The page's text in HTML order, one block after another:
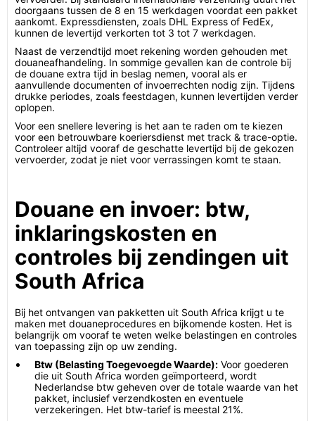
doorgaans tussen de 8 en 15 werkdagen voordat een pakket
aankomt. Expressdiensten, zoals DHL Express of FedEx,
kunnen de levertijd verkorten tot 3 tot 7 werkdagen.
Naast de verzendtijd moet rekening worden gehouden met
douaneafhandeling. In sommige gevallen kan de controle bij
de douane extra tijd in beslag nemen, vooral als er
aanvullende documenten of invoerrechten nodig zijn. Tijdens
drukke periodes, zoals feestdagen, kunnen levertijden verder
oplopen.
Voor een snellere levering is het aan te raden om te kiezen
voor een betrouwbare koeriersdienst met track & trace-optie.
Controleer altijd vooraf de geschatte levertijd bij de gekozen
vervoerder, zodat je niet voor verrassingen komt te staan.
Douane en invoer: btw,
inklaringskosten en
controles bij zendingen uit
South Africa
Bij het ontvangen van pakketten uit South Africa krijgt u te
maken met douaneprocedures en bijkomende kosten. Het is
belangrijk om vooraf te weten welke belastingen en controles
van toepassing zijn op uw zending.
Btw (Belasting Toegevoegde Waarde): Voor goederen
die uit South Africa worden geïmporteerd, wordt
Nederlandse btw geheven over de totale waarde van het
pakket, inclusief verzendkosten en eventuele
verzekeringen. Het btw-tarief is meestal 21%.